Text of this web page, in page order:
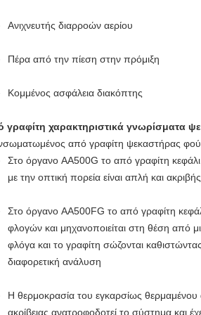
Ανιχνευτής διαρροών αερίου
Πέρα από την πίεση στην πρόμιξη
Κομμένος ασφάλεια διακόπτης
γραφίτη χαρακτηριστικά γνωρίσματα
από γραφίτη ψεκαστήρας
Στο όργανο AA500G το από γραφίτη
με την οπτική πορεία είναι απλή και ακριβής
Στο όργανο AA500FG το από γραφίτη
φλογών και μηχανοποιείται στη θέση από
φλόγα και το γραφίτη σώζονται
διαφορετική ανάλυση
Η θερμοκρασία του εγκαρσίως θερμαμένου
ακρίβειας ανατροφοδοτεί το σύστημα και